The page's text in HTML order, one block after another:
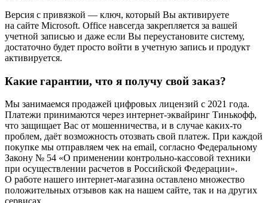
Версия с привязкой — ключ, который Вы активируете
на сайте Microsoft. Office навсегда закрепляется за вашей
учетной записью и даже если Вы переустановите систему,
достаточно будет просто войти в учетную запись и продукт
активируется.
Какие гарантии, что я получу свой заказ?
Мы занимаемся продажей цифровых лицензий с 2021 года.
Платежи принимаются через интернет-эквайринг Тинькофф,
что защищает Вас от мошенничества, и в случае каких-то
проблем, даёт возможность отозвать свой платеж. При каждой
покупке мы отправляем чек на email, согласно Федеральному
Закону № 54 «О применении контрольно-кассовой техники
при осуществлении расчетов в Российской Федерации».
О работе нашего интернет-магазина оставлено множество
положительных отзывов как на нашем сайте, так и на других